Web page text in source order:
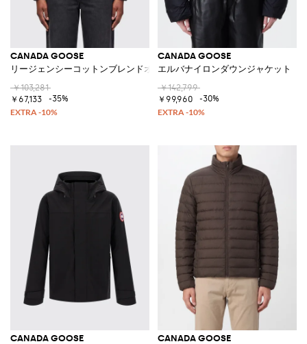
CANADA GOOSE
リージェンシーコットンブレンドオーバーシャツ
￥103,281
￥67,133
-35%
CANADA GOOSE
エルバナイロンダウンジャケット
￥142,799
￥99,960
-30%
CANADA GOOSE CANADA GOOSE